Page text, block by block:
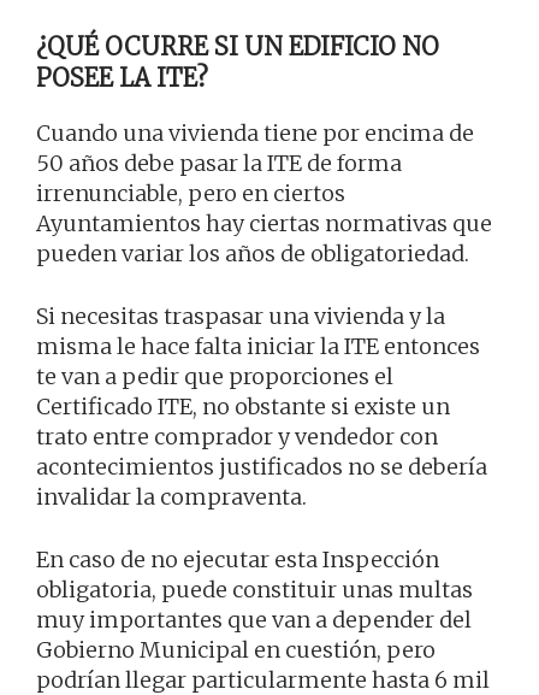
¿QUÉ OCURRE SI UN EDIFICIO NO
POSEE LA ITE?
Cuando una vivienda tiene por encima de
50 años debe pasar la ITE de forma
irrenunciable, pero en ciertos
Ayuntamientos hay ciertas normativas que
pueden variar los años de obligatoriedad.
Si necesitas traspasar una vivienda y la
misma le hace falta iniciar la ITE entonces
te van a pedir que proporciones el
Certificado ITE, no obstante si existe un
trato entre comprador y vendedor con
acontecimientos justificados no se debería
invalidar la compraventa.
En caso de no ejecutar esta Inspección
obligatoria, puede constituir unas multas
muy importantes que van a depender del
Gobierno Municipal en cuestión, pero
podrían llegar particularmente hasta 6 mil